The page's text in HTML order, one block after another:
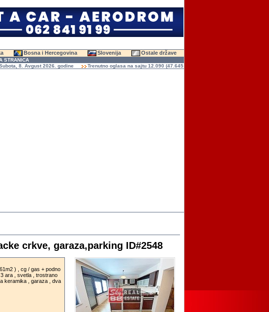
Bosna i Hercegovina Slovenija Ostale države
STRANICA
8. Avgust 2026. godine
Trenutno oglasa na sajtu 12.090 (47.645 slika)
crkve, garaza,parking ID#2548
) , cg / gas + podno
ara , svetla , trostrano
keramika , garaza , dva